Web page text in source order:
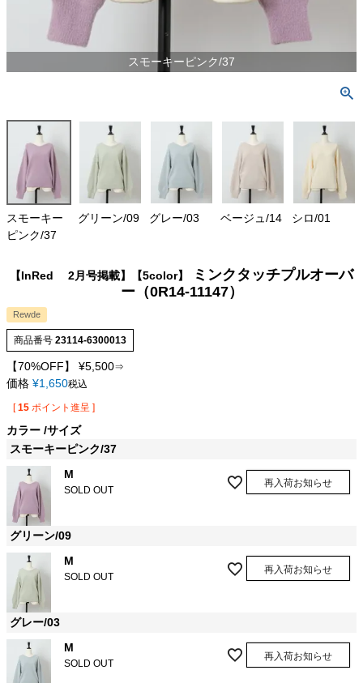
スモーキーピンク/37
スモーキー
ピンク/37
グリーン/09 グレー/03 ベージュ/14 シロ/01
【InRed 2月号掲載】【5color】
ミンクタッチプルオーバ
ー（0R14-11147）
Rewde
商品番号 23114-6300013
【70%OFF】 ¥5,500⇒
価格 ¥1,650税込
[ 15 ポイント進呈 ]
カラー サイズ
スモーキーピンク/37
M
SOLD OUT
再入荷お知らせ
グリーン/09
M
SOLD OUT
再入荷お知らせ
グレー/03
M
SOLD OUT
再入荷お知らせ